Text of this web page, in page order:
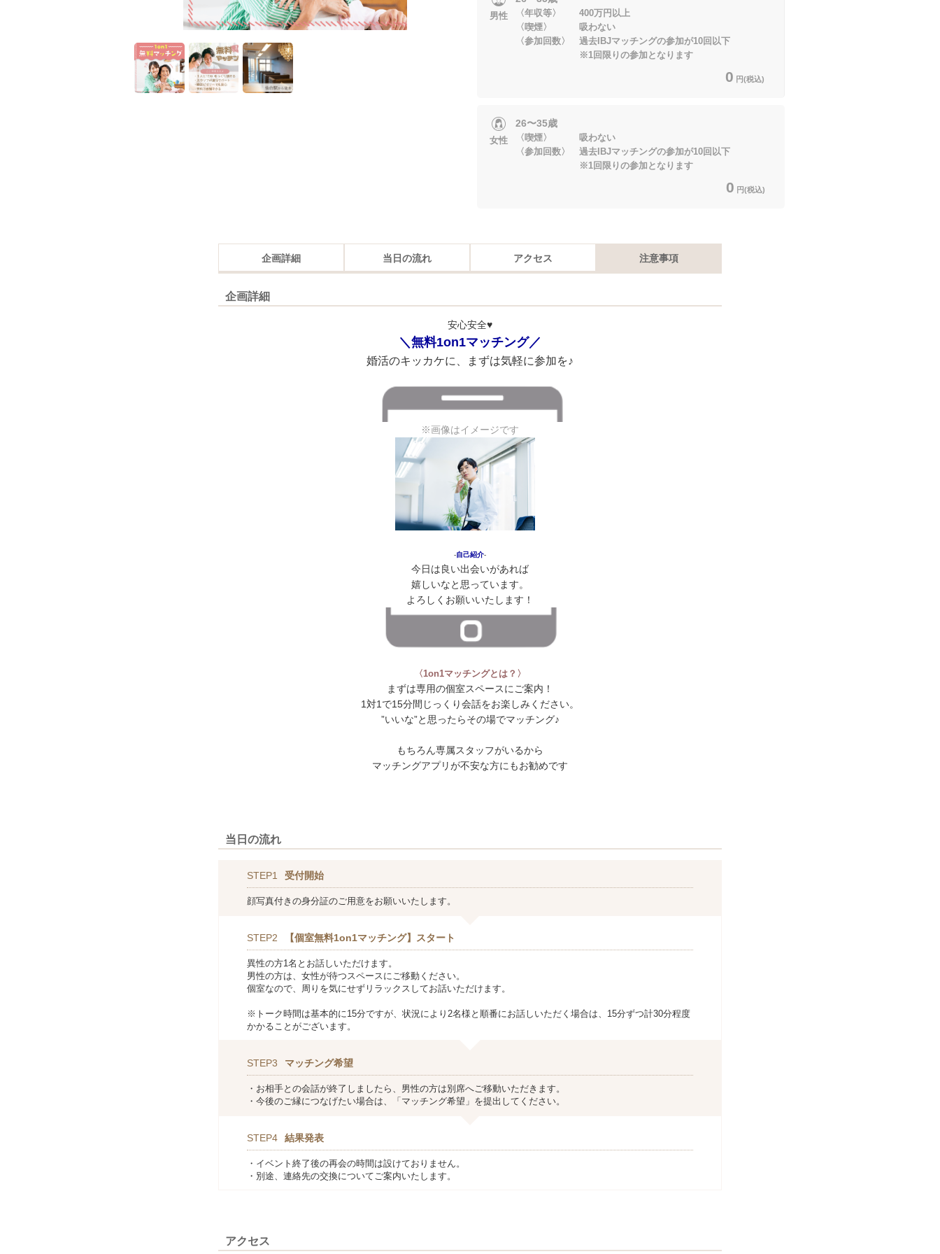
男性
〈年収等〉 400万円以上
〈喫煙〉 吸わない
〈参加回数〉 過去IBJマッチングの参加が10回以下
※1回限りの参加となります
0 円(税込)
女性
26〜35歳
〈喫煙〉 吸わない
〈参加回数〉 過去IBJマッチングの参加が10回以下
※1回限りの参加となります
0 円(税込)
企画詳細 当日の流れ アクセス 注意事項
企画詳細
安心安全♥
＼無料1on1マッチング／
婚活のキッカケに、まずは気軽に参加を♪
※画像はイメージです
‐自己紹介‐
今日は良い出会いがあれば
嬉しいなと思っています。
よろしくお願いいたします！
〈1on1マッチングとは？〉
まずは専用の個室スペースにご案内！
1対1で15分間じっくり会話をお楽しみください。
”いいな”と思ったらその場でマッチング♪
もちろん専属スタッフがいるから
マッチングアプリが不安な方にもお勧めです
当日の流れ
STEP1 受付開始
顔写真付きの身分証のご用意をお願いいたします。
STEP2 【個室無料1on1マッチング】スタート
異性の方1名とお話しいただけます。
男性の方は、女性が待つスペースにご移動ください。
個室なので、周りを気にせずリラックスしてお話いただけます。
※トーク時間は基本的に15分ですが、状況により2名様と順番にお話しいただく場合は、15分ずつ計30分程度
かかることがございます。
STEP3 マッチング希望
・お相手との会話が終了しましたら、男性の方は別席へご移動いただきます。
・今後のご縁につなげたい場合は、「マッチング希望」を提出してください。
STEP4 結果発表
・イベント終了後の再会の時間は設けておりません。
・別途、連絡先の交換についてご案内いたします。
アクセス